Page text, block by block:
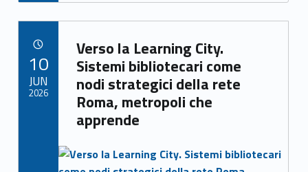
b
o
o
k
d
o
n
l e
Link identifier archive #link-archive-31889
Verso la Learning City.
Sistemi bibliotecari come
nodi strategici della rete
Roma, metropoli che
apprende
Link identifier archive #link-archive-thumb-soap-38603
10
JUN
2026